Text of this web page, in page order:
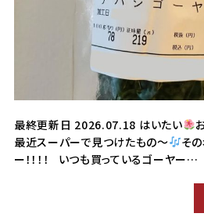
最終更新日 2026.07.18 はいたい
最近スーパーで見つけたもの～
そ
ー！！！！ いつも買っているゴーヤー…